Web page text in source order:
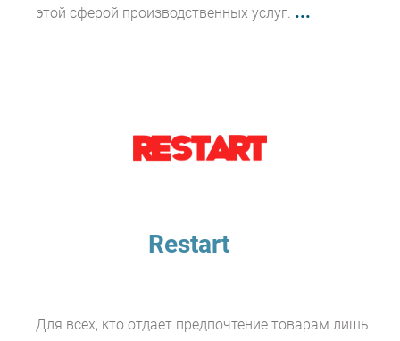
этой сферой производственных услуг. ...
Restart
Для всех, кто отдает предпочтение товарам лишь